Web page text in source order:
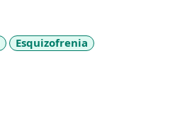
Esquizofrenia